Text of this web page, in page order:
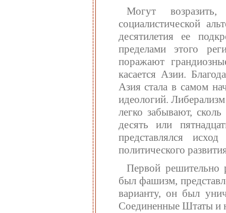
Могут
социалистической
десятилетия ее
пределами этого
поражают
касается Азии.
Азия стала в самом
идеологий.
легко забывают,
десять или
представлялся
политического
Первой решительно
был фашизм,
варианту, он был
Соединенные Штаты и